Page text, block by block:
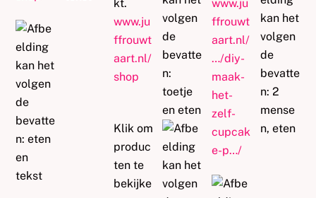
kt.
www.ju
ffrouwt
aart.nl/
shop
Klik om
produc
ten te
bekijke
www.ju
ffrouwt
aart.nl/
…/diy-
maak-
het-
zelf-
cupcak
e-p…/